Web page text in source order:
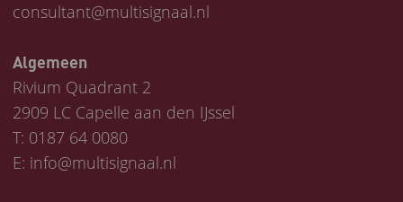
consultant@multisignaal.nl
Algemeen
Rivium Quadrant 2
2909 LC Capelle aan den IJssel
T: 0187 64 0080
E: info@multisignaal.nl